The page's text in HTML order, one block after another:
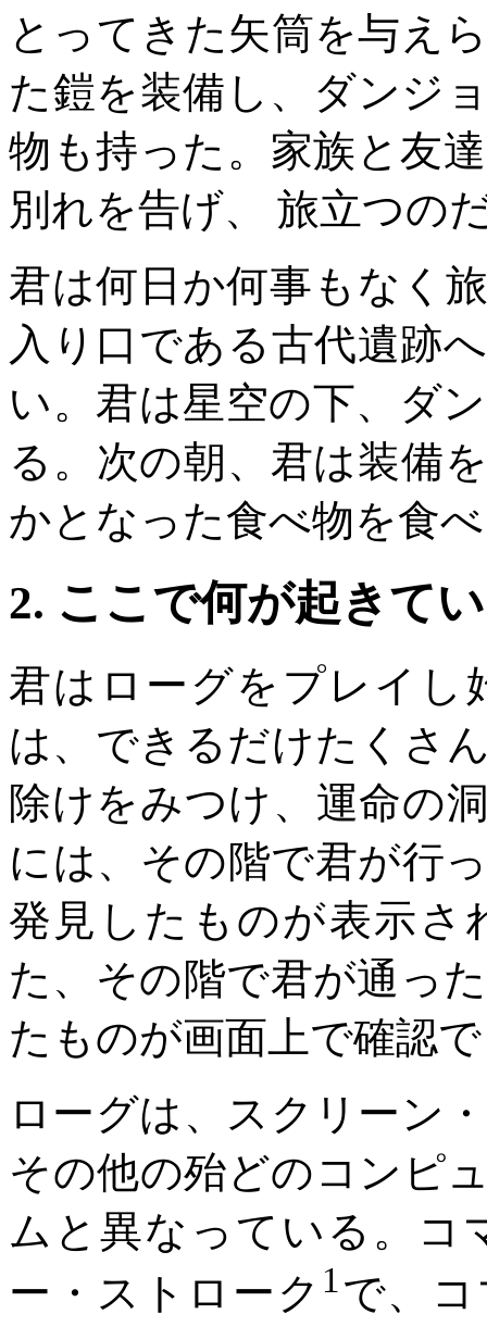
とってきた矢筒を与え
た鎧を装備し、ダンジ
物も持った。家族と友
別れを告げ、 旅立つの
君は何日か何事もなく
入り口である古代遺跡
い。君は星空の下、ダ
る。次の朝、君は装備
かとなった食べ物を食
2. ここで何が起きて
君はローグをプレイし
は、できるだけたくさ
除けをみつけ、運命の
には、その階で君が行
発見したものが表示さ
た、その階で君が通っ
たものが画面上で確認
ローグは、スクリーン
その他の殆どのコンピ
ムと異なっている。コ
ー・ストローク 1で、